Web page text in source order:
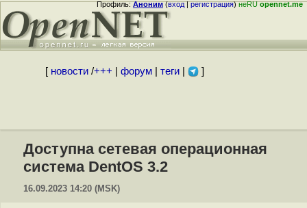
Профиль:Аноним(вход|регистрация)неRUopennet.me
[ новости/+++ форум| теги| ]
Доступна сетевая операционная
система DentOS 3.2
16.09.2023 14:20 (MSK)